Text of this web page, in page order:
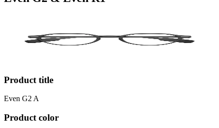
Product title
Even G2 A
Product color